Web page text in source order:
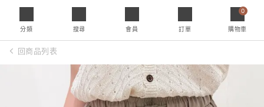
分類 搜尋 會員 訂單
0
購物車
回商品列表